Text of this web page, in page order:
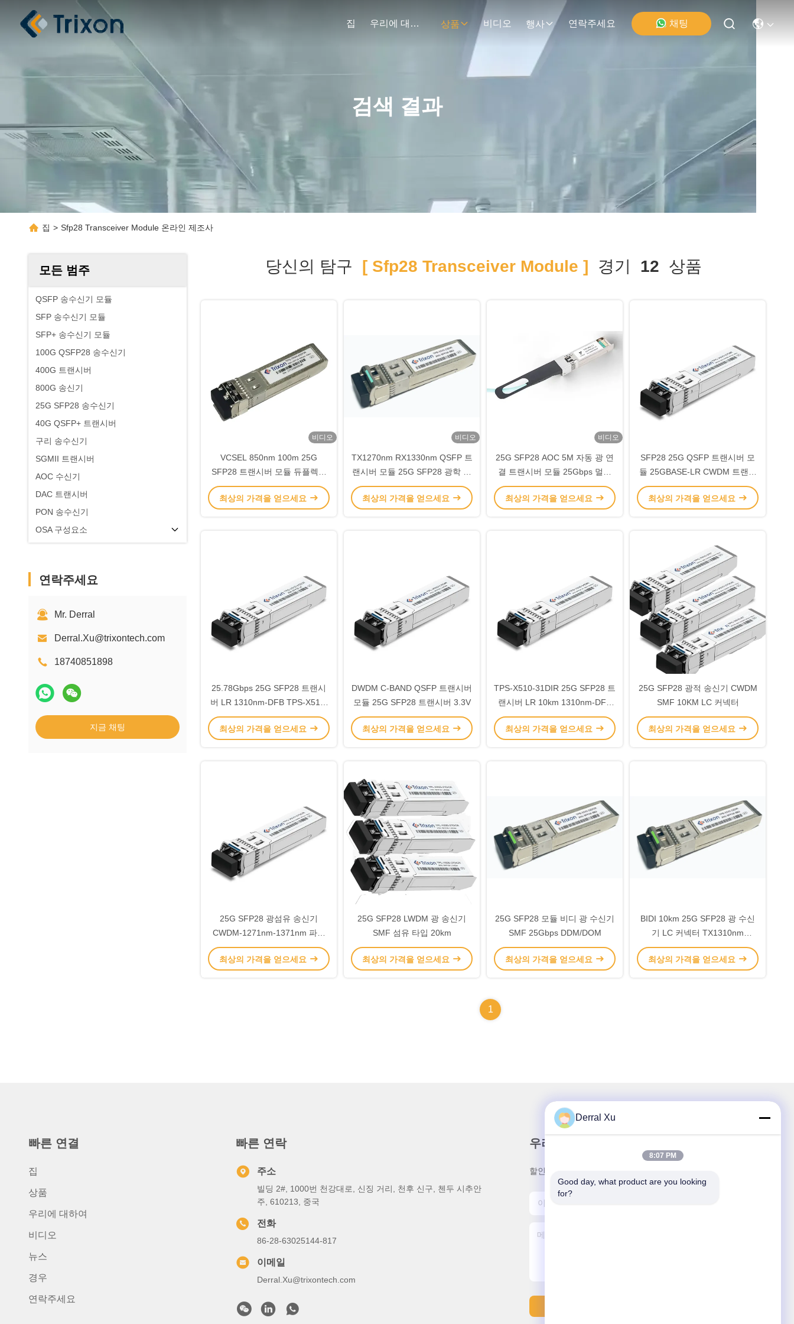
집 우리에 대하여 상품 비디오 행사 연락주세요 채팅
검색 결과
집 > Sfp28 Transceiver Module 온라인 제조사
모든 범주
QSFP 송수신기 모듈
SFP 송수신기 모듈
SFP+ 송수신기 모듈
100G QSFP28 송수신기
400G 트랜시버
800G 송신기
25G SFP28 송수신기
40G QSFP+ 트랜시버
구리 송수신기
SGMII 트랜시버
AOC 수신기
DAC 트랜시버
PON 송수신기
OSA 구성요소
연락주세요
Mr. Derral
Derral.Xu@trixontech.com
18740851898
지금 채팅
당신의 탐구 [ Sfp28 Transceiver Module ] 경기 12 상품
비디오
VCSEL 850nm 100m 25G
SFP28 트랜시버 모듈 듀플렉스
LC 커넥터
최상의 가격을 얻으세요
비디오
TX1270nm RX1330nm QSFP 트
랜시버 모듈 25G SFP28 광학 트
랜시버
최상의 가격을 얻으세요
비디오
25G SFP28 AOC 5M 자동 광 연
결 트랜시버 모듈 25Gbps 멀티
모드
최상의 가격을 얻으세요
SFP28 25G QSFP 트랜시버 모
듈 25GBASE-LR CWDM 트랜시
버 CWDM-1271nm-1371nm
최상의 가격을 얻으세요
25.78Gbps 25G SFP28 트랜시
버 LR 1310nm-DFB TPS-X510-
31DCR
최상의 가격을 얻으세요
DWDM C-BAND QSFP 트랜시버
모듈 25G SFP28 트랜시버 3.3V
최상의 가격을 얻으세요
TPS-X510-31DIR 25G SFP28 트
랜시버 LR 10km 1310nm-DFB
트랜시버
최상의 가격을 얻으세요
25G SFP28 광적 송신기 CWDM
SMF 10KM LC 커넥터
최상의 가격을 얻으세요
25G SFP28 광섬유 송신기
CWDM-1271nm-1371nm 파장
단일 모드
최상의 가격을 얻으세요
25G SFP28 LWDM 광 송신기
SMF 섬유 타입 20km
최상의 가격을 얻으세요
25G SFP28 모듈 비디 광 수신기
SMF 25Gbps DDM/DOM
최상의 가격을 얻으세요
BIDI 10km 25G SFP28 광 수신
기 LC 커넥터 TX1310nm
RX1270nm
최상의 가격을 얻으세요
1
빠른 연결
집
상품
우리에 대하여
비디오
뉴스
경우
연락주세요
빠른 연락
주소
빌딩 2#, 1000번 천강대로, 신징 거리, 천후 신구, 첸두 시추안
주, 610213, 중국
전화
86-28-63025144-817
이메일
Derral.Xu@trixontech.com
우리 뉴스레터
할인 및 더 많은 정보를 얻기 위해 뉴스레터에 가입하십시오.
Derral Xu
8:07 PM
Good day, what product are you looking
for?